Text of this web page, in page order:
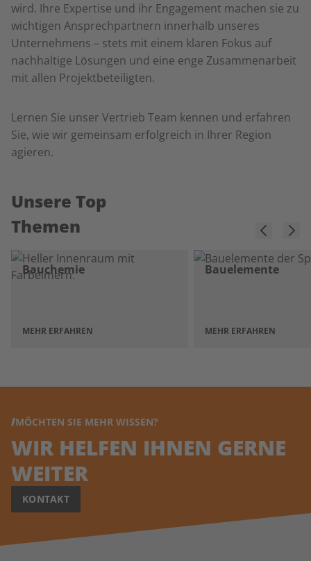
wird. Ihre Expertise und ihr Engagement machen sie zu
wichtigen Ansprechpartnern innerhalb unseres
Unternehmens – stets mit einem klaren Fokus auf
nachhaltige Lösungen und eine enge Zusammenarbeit
mit allen Projektbeteiligten.
Lernen Sie unser Vertrieb Team kennen und erfahren
Sie, wie wir gemeinsam erfolgreich in Ihrer Region
agieren.
Unsere Top
Themen
Bauchemie
MEHR ERFAHREN
Bauelemente
MEHR ERFAHREN
MÖCHTEN SIE MEHR WISSEN?
WIR HELFEN IHNEN GERNE
WEITER
KONTAKT